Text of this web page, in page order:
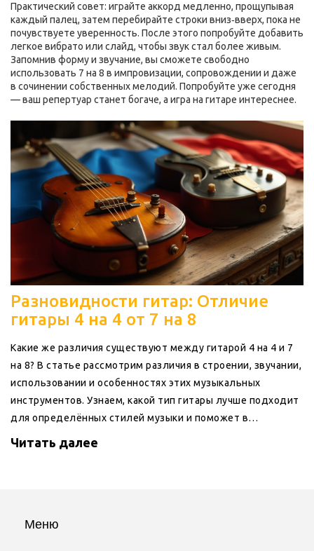
Практический совет: играйте аккорд медленно, прощупывая
каждый палец, затем перебирайте строки вниз‑вверх, пока не
почувствуете уверенность. После этого попробуйте добавить
легкое вибрато или слайд, чтобы звук стал более живым.
Запомнив форму и звучание, вы сможете свободно
использовать 7 на 8 в импровизации, сопровождении и даже
в сочинении собственных мелодий. Попробуйте уже сегодня
— ваш репертуар станет богаче, а игра на гитаре интереснее.
Разновидности гитар: Отличие
гитары 4 на 4 от 7 на 8
Какие же различия существуют между гитарой 4 на 4 и 7
на 8? В статье рассмотрим различия в строении, звучании,
использовании и особенностях этих музыкальных
инструментов. Узнаем, какой тип гитары лучше подходит
для определённых стилей музыки и поможет в
Читать далее
Меню